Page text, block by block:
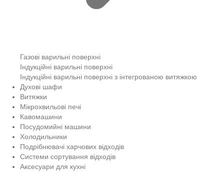
Газові варильні поверхні
Індукційні варильні поверхні
Індукційні варильні поверхні з інтегрованою витяжкою
Духові шафи
Витяжки
Мікрохвильові печі
Кавомашини
Посудомийні машини
Холодильники
Подрібнювачі харчових відходів
Системи сортування відходів
Аксесуари для кухні